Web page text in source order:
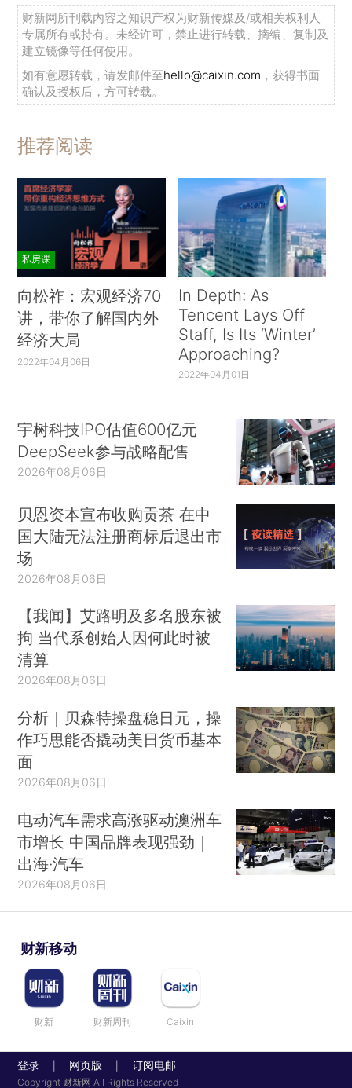
财新网所刊载内容之知识产权为财新传媒及/或相关权利人
专属所有或持有。未经许可，禁止进行转载、摘编、复制及
建立镜像等任何使用。
如有意愿转载，请发邮件至hello@caixin.com ，获得书面
确认及授权后，方可转载。
推荐阅读
私房课
向松祚：宏观经济70
讲，带你了解国内外
经济大局
2022年04月06日
In Depth: As
Tencent Lays Off
Staff, Is Its ‘Winter’
Approaching?
2022年04月01日
宇树科技IPO估值600亿元
DeepSeek参与战略配售
2026年08月06日
贝恩资本宣布收购贡茶 在中
国大陆无法注册商标后退出市
场
2026年08月06日
【我闻】艾路明及多名股东被
拘 当代系创始人因何此时被
清算
2026年08月06日
分析｜贝森特操盘稳日元，操
作巧思能否撬动美日货币基本
面
2026年08月06日
电动汽车需求高涨驱动澳洲车
市增长 中国品牌表现强劲｜
出海·汽车
2026年08月06日
财新移动
财新 财新周刊 Caixin
登录 网页版 订阅电邮
Copyright 财新网 All Rights Reserved